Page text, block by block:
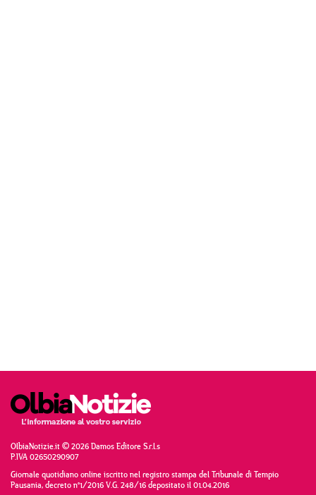
OlbiaNotizie.it © 2026 Damos Editore S.r.l.s
P.IVA 02650290907
Giornale quotidiano online iscritto nel registro stampa del Tribunale di Tempio
Pausania, decreto n°1/2016 V.G. 248/16 depositato il 01.04.2016